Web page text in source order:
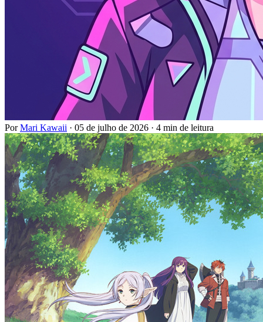
PorMari Kawaii · 05 de julho de 2026 · 4 min de leitura